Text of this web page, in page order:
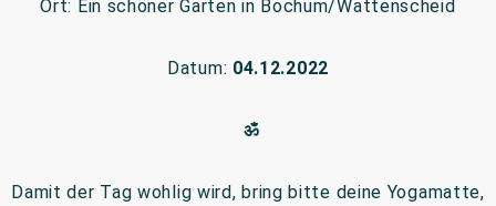
Ort: Ein schöner Garten in Bochum/Wattenscheid
Datum: 04.12.2022
ॐ
Damit der Tag wohlig wird, bring bitte deine Yogamatte,